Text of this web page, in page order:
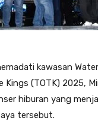
kawasan
(TOTK) 2025,
hiburan yang
tersebut.